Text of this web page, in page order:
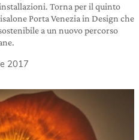
Torna per il quinto
Porta Venezia in Design che
a un nuovo percorso
2017